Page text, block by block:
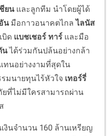
ยนและลูกทีม นำโดยผู้ได้
น มือกาวอนาคตไกลไลนัส
บิด แบชเชอร์ ทาร์ และมือ
นได้ร่วมกันปล้นอย่างกล้า
ทนอย่างงามที่สุดใน
มนายทุนไร้หัวใจ เทอร์รี่
ยที่ไม่มีใครสามารถผ่าน
งินจำนวน 160 ล้านเหรียญ